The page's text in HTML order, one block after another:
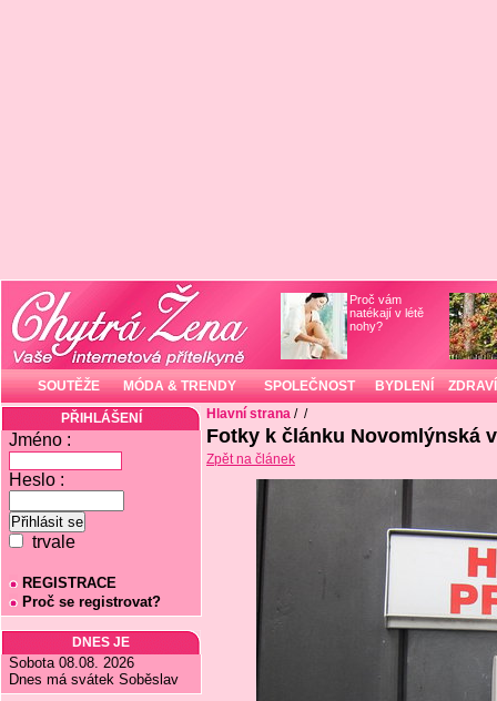
Proč vám
natékají v létě
nohy?
SOUTĚŽE MÓDA & TRENDY SPOLEČNOST BYDLENÍ ZDRAVÍ
PŘIHLÁŠENÍ
Jméno :
Heslo :
trvale
REGISTRACE
Proč se registrovat?
DNES JE
Sobota 08.08. 2026
Dnes má svátek Soběslav
Hlavní strana / /
Fotky k článku Novomlýnská
Zpět na článek